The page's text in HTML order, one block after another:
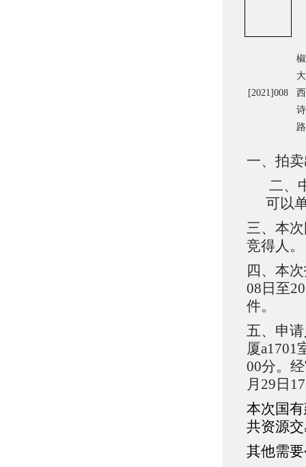
[2021]008
一、拍
二、
可以
三、本
竞得人。
四、本
08日至
件。
五、申
厦a1701
00分。
月29日
本次国
共资源
其他需